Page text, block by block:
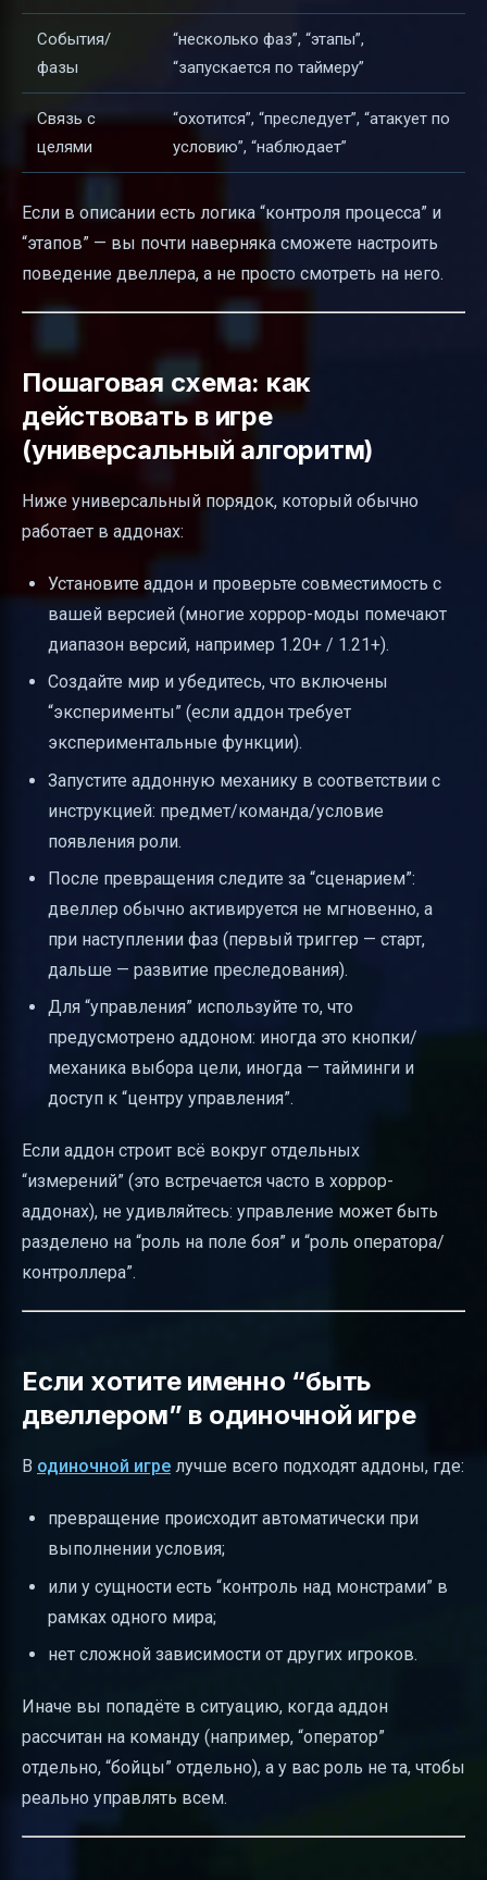
События/
фазы
“несколько фаз”, “этапы”,
“запускается по таймеру”
Связь с
целями
“охотится”, “преследует”, “атакует по
условию”, “наблюдает”
Если в описании есть логика “контроля процесса” и
“этапов” — вы почти наверняка сможете настроить
поведение двеллера, а не просто смотреть на него.
Пошаговая схема: как
действовать в игре
(универсальный алгоритм)
Ниже универсальный порядок, который обычно
работает в аддонах:
Установите аддон и проверьте совместимость с
вашей версией (многие хоррор-моды помечают
диапазон версий, например 1.20+ / 1.21+).
Создайте мир и убедитесь, что включены
“эксперименты” (если аддон требует
экспериментальные функции).
Запустите аддонную механику в соответствии с
инструкцией: предмет/команда/условие
появления роли.
После превращения следите за “сценарием”:
двеллер обычно активируется не мгновенно, а
при наступлении фаз (первый триггер — старт,
дальше — развитие преследования).
Для “управления” используйте то, что
предусмотрено аддоном: иногда это кнопки/
механика выбора цели, иногда — тайминги и
доступ к “центру управления”.
Если аддон строит всё вокруг отдельных
“измерений” (это встречается часто в хоррор-
аддонах), не удивляйтесь: управление может быть
разделено на “роль на поле боя” и “роль оператора/
контроллера”.
Если хотите именно “быть
двеллером” в одиночной игре
В одиночной игре лучше всего подходят аддоны, где:
превращение происходит автоматически при
выполнении условия;
или у сущности есть “контроль над монстрами” в
рамках одного мира;
нет сложной зависимости от других игроков.
Иначе вы попадёте в ситуацию, когда аддон
рассчитан на команду (например, “оператор”
отдельно, “бойцы” отдельно), а у вас роль не та, чтобы
реально управлять всем.